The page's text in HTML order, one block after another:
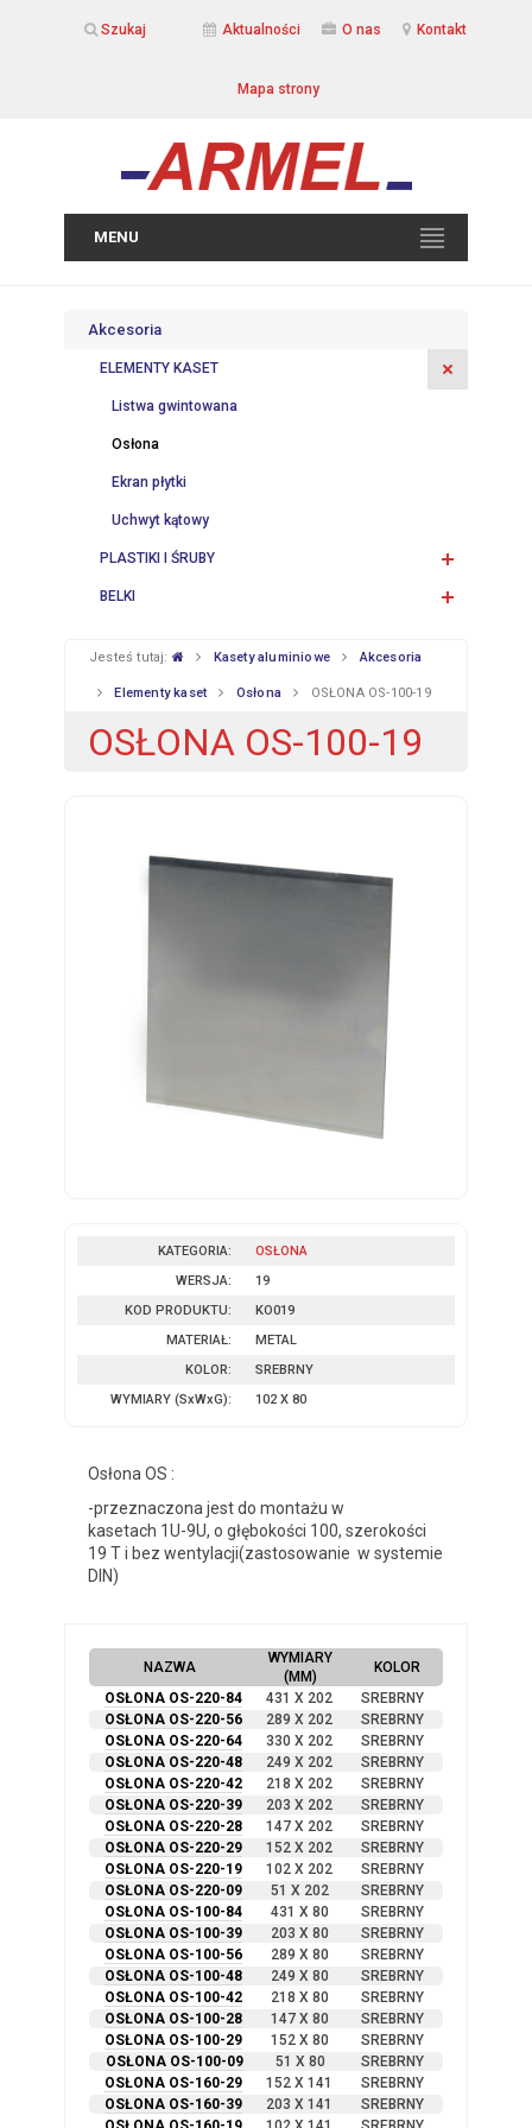
Szukaj Aktualności O nas Kontakt
Mapa strony
MENU
Akcesoria
ELEMENTY KASET
Listwa gwintowana
Osłona
Ekran płytki
Uchwyt kątowy
PLASTIKI I ŚRUBY
BELKI
Jesteś tutaj: Kasety aluminiowe Akcesoria
Elementy kaset Osłona OSŁONA OS-100-19
OSŁONA OS-100-19
KATEGORIA:
OSŁONA
WERSJA:
19
KOD PRODUKTU:
KO019
MATERIAŁ:
METAL
KOLOR:
SREBRNY
WYMIARY (SxWxG): 102 X 80
Osłona OS :
-przeznaczona jest do montażu w
kasetach 1U-9U, o głębokości 100, szerokości
19 T i bez wentylacji(zastosowanie w systemie
DIN)
NAZWA
WYMIARY
(MM)
KOLOR
OSŁONA OS-220-84
431 X 202
SREBRNY
OSŁONA OS-220-56
289 X 202
SREBRNY
OSŁONA OS-220-64
330 X 202
SREBRNY
OSŁONA OS-220-48
249 X 202
SREBRNY
OSŁONA OS-220-42
218 X 202
SREBRNY
OSŁONA OS-220-39
203 X 202
SREBRNY
OSŁONA OS-220-28
147 X 202
SREBRNY
OSŁONA OS-220-29
152 X 202
SREBRNY
OSŁONA OS-220-19
102 X 202
SREBRNY
OSŁONA OS-220-09
51 X 202
SREBRNY
OSŁONA OS-100-84
431 X 80
SREBRNY
OSŁONA OS-100-39
203 X 80
SREBRNY
OSŁONA OS-100-56
289 X 80
SREBRNY
OSŁONA OS-100-48
249 X 80
SREBRNY
OSŁONA OS-100-42
218 X 80
SREBRNY
OSŁONA OS-100-28
147 X 80
SREBRNY
OSŁONA OS-100-29
152 X 80
SREBRNY
OSŁONA OS-100-09
51 X 80
SREBRNY
OSŁONA OS-160-29
152 X 141
SREBRNY
OSŁONA OS-160-39
203 X 141
SREBRNY